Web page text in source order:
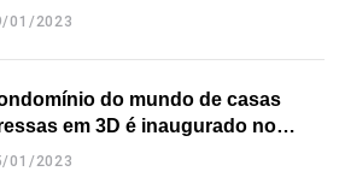
01/2023
do mundo de casas
em 3D é inaugurado no
01/2023